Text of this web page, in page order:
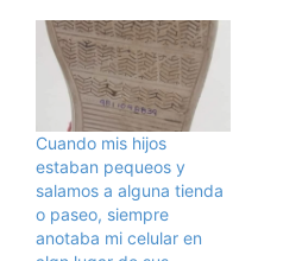
Cuando mis hijos
estaban pequeos y
salamos a alguna tienda
o paseo, siempre
anotaba mi celular en